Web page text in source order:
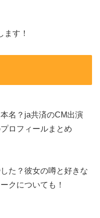
す！
名？ja共済のCM出演
ロフィールまとめ
た？彼女の噂と好きな
クについても！